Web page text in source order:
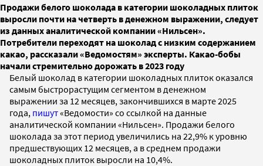
Продажи белого шоколада в категории шоколадных плиток
выросли почти на четверть в денежном выражении, следует
из данных аналитической компании «Нильсен».
Потребители переходят на шоколад с низким содержанием
какао, рассказали «Ведомостям» эксперты. Какао-бобы
начали стремительно дорожать в 2023 году
Белый шоколад в категории шоколадных плиток оказался
самым быстрорастущим сегментом в денежном
выражении за 12 месяцев, закончившихся в марте 2025
года, пишут«Ведомости» со ссылкой на данные
аналитической компании «Нильсен». Продажи белого
шоколада за этот период увеличились на 22,9% к уровню
предшествующих 12 месяцев, а в среднем продажи
шоколадных плиток выросли на 10,4%.